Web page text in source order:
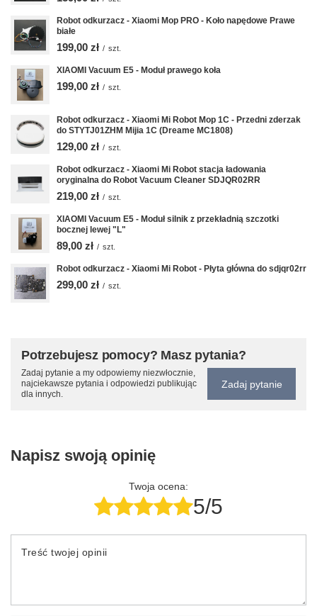
Robot odkurzacz - Xiaomi Mop PRO - Koło napędowe Prawe
białe
199,00 zł / szt.
XIAOMI Vacuum E5 - Moduł prawego koła
199,00 zł / szt.
Robot odkurzacz - Xiaomi Mi Robot Mop 1C - Przedni zderzak
do STYTJ01ZHM Mijia 1C (Dreame MC1808)
129,00 zł / szt.
Robot odkurzacz - Xiaomi Mi Robot stacja ładowania
oryginalna do Robot Vacuum Cleaner SDJQR02RR
219,00 zł / szt.
XIAOMI Vacuum E5 - Moduł silnik z przekładnią szczotki
bocznej lewej "L"
89,00 zł / szt.
Robot odkurzacz - Xiaomi Mi Robot - Płyta główna do sdjqr02rr
299,00 zł / szt.
Potrzebujesz pomocy? Masz pytania?
Zadaj pytanie a my odpowiemy niezwłocznie,
najciekawsze pytania i odpowiedzi publikując
dla innych.
Zadaj pytanie
Napisz swoją opinię
Twoja ocena:
5/5
Treść twojej opinii